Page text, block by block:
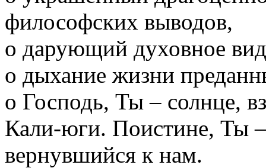
философских выводов,
о дарующий духовное
о дыхание жизни
о Господь, Ты – солнце,
Кали-юги. Поистине, Ты
вернувшийся к нам.